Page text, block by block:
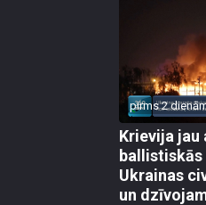
pirms 2
Krievija
Ukrainas
un